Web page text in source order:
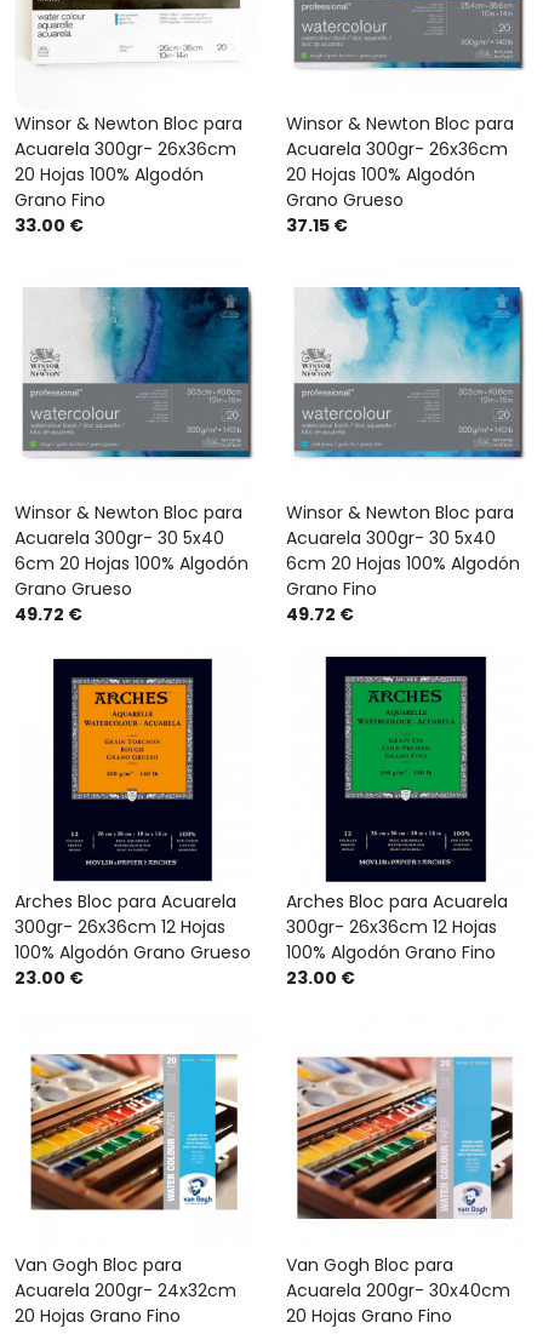
Winsor & Newton Bloc para
Acuarela 300gr- 26x36cm
20 Hojas 100% Algodón
Grano Fino
33.00 €
Winsor & Newton Bloc para
Acuarela 300gr- 26x36cm
20 Hojas 100% Algodón
Grano Grueso
37.15 €
Winsor & Newton Bloc para
Acuarela 300gr- 30 5x40
6cm 20 Hojas 100% Algodón
Grano Grueso
49.72 €
Winsor & Newton Bloc para
Acuarela 300gr- 30 5x40
6cm 20 Hojas 100% Algodón
Grano Fino
49.72 €
Arches Bloc para Acuarela
300gr- 26x36cm 12 Hojas
100% Algodón Grano Grueso
23.00 €
Arches Bloc para Acuarela
300gr- 26x36cm 12 Hojas
100% Algodón Grano Fino
23.00 €
Van Gogh Bloc para
Acuarela 200gr- 24x32cm
20 Hojas Grano Fino
Van Gogh Bloc para
Acuarela 200gr- 30x40cm
20 Hojas Grano Fino